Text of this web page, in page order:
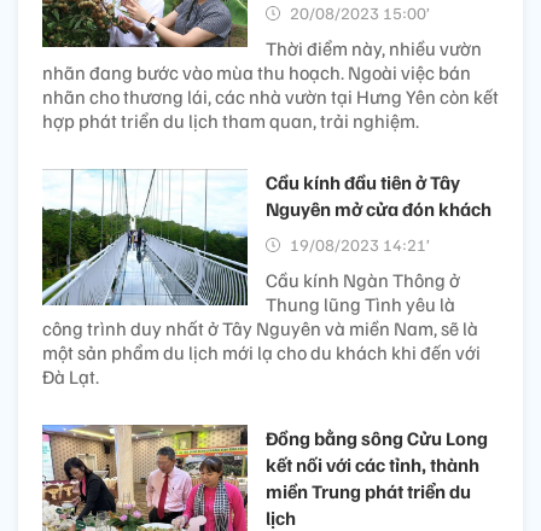
20/08/2023 15:00’
Thời điểm này, nhiều vườn
nhãn đang bước vào mùa thu hoạch. Ngoài việc bán
nhãn cho thương lái, các nhà vườn tại Hưng Yên còn kết
hợp phát triển du lịch tham quan, trải nghiệm.
Cầu kính đầu tiên ở Tây
Nguyên mở cửa đón khách
19/08/2023 14:21’
Cầu kính Ngàn Thông ở
Thung lũng Tình yêu là
công trình duy nhất ở Tây Nguyên và miền Nam, sẽ là
một sản phẩm du lịch mới lạ cho du khách khi đến với
Đà Lạt.
Đồng bằng sông Cửu Long
kết nối với các tỉnh, thành
miền Trung phát triển du
lịch